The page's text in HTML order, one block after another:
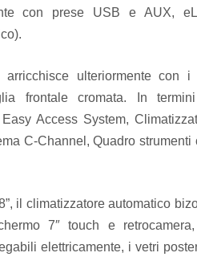
con prese USB e AUX,
ulteriormente con i
frontale cromata. In
Access System,
C-Channel, Quadro strumenti
il climatizzatore automatico
7″ touch e retrocamera,
elettricamente, i vetri